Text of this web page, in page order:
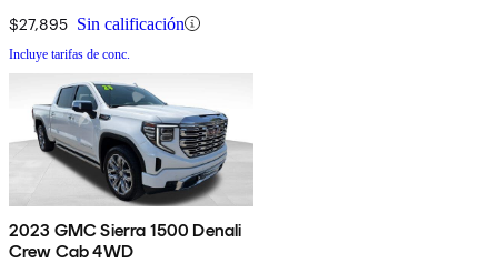
$27,895 Sin calificación
Incluye tarifas de conc.
2023 GMC Sierra 1500 Denali
Crew Cab 4WD